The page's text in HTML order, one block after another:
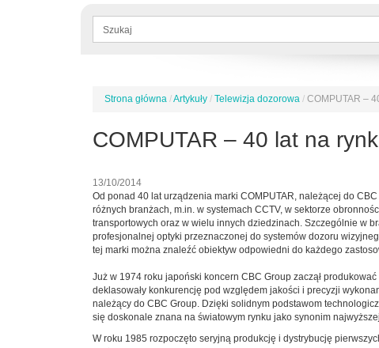
Formularz
Jesteś
Strona główna /Artykuły / Telewizja dozorowa / COMPUTAR –
COMPUTAR – 40 lat na
13/10/2014
Od ponad 40 lat urządzenia marki COMPUTAR, należącej do
różnych branżach, m.in. w systemach CCTV, w sektorze
transportowych oraz w wielu innych dziedzinach. Szczególnie w
profesjonalnej optyki przeznaczonej do systemów dozoru
tej marki można znaleźć obiektyw odpowiedni do każdego
Już w 1974 roku japoński koncern CBC Group zaczął
deklasowały konkurencję pod względem jakości i precyzji
należący do CBC Group. Dzięki solidnym podstawom
się doskonale znana na światowym rynku jako synonim
W roku 1985 rozpoczęto seryjną produkcję i dystrybucję